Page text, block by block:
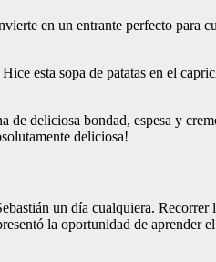
en un entrante perfecto
esta sopa de patatas en el
deliciosa bondad, espesa y
deliciosa!
un día cualquiera.
la oportunidad de aprender